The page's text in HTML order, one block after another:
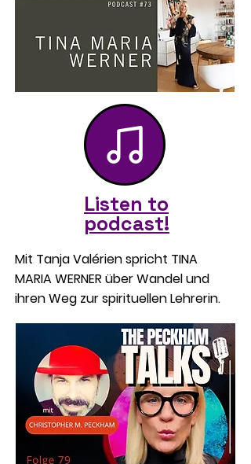
Listen to
podcast!
Mit Tanja Valérien spricht TINA
MARIA WERNER über Wandel und
ihren Weg zur spirituellen Lehrerin.